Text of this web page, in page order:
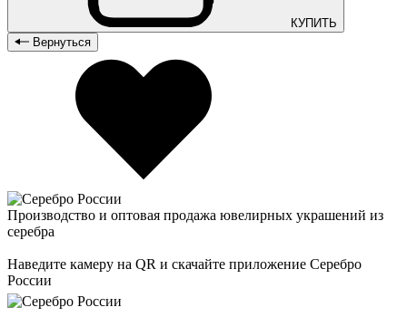
КУПИТЬ
Вернуться
Производство и оптовая продажа ювелирных украшений из
серебра
Наведите камеру на QR и скачайте приложение Серебро
России